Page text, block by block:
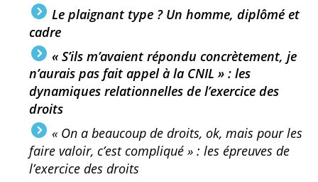
Le plaignant type ? Un homme, diplômé et
cadre
« S’ils m’avaient répondu concrètement, je
n’aurais pas fait appel à la CNIL » : les
dynamiques relationnelles de l’exercice des
droits
« On a beaucoup de droits, ok, mais pour les
faire valoir, c’est compliqué » : les épreuves de
l’exercice des droits